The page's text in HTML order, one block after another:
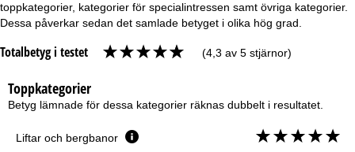
toppkategorier, kategorier för specialintressen samt övriga kategorier.
Dessa påverkar sedan det samlade betyget i olika hög grad.
Totalbetyg i testet (4,3 av 5 stjärnor)
Toppkategorier
Betyg lämnade för dessa kategorier räknas dubbelt i resultatet.
Liftar och bergbanor